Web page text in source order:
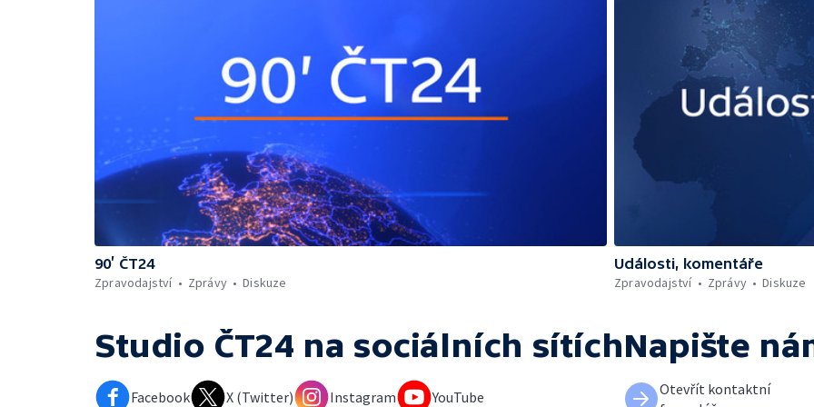
90’ ČT24
Zpravodajství
Zprávy Diskuze
Události, komentáře
Zpravodajství
Zprávy Diskuze
Studio ČT24 na sociálních sítích
Facebook X (Twitter) Instagram YouTube
Napište
Otevřít kontaktní